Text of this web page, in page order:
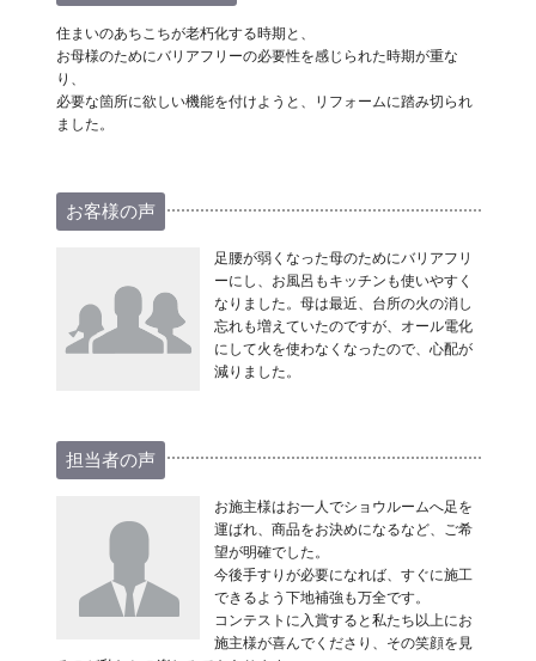
住まいのあちこちが老朽化する時期と、
お母様のためにバリアフリーの必要性を感じられた時期が重な
り、
必要な箇所に欲しい機能を付けようと、リフォームに踏み切られ
ました。
お客様の声
足腰が弱くなった母のためにバリアフリ
ーにし、お風呂もキッチンも使いやすく
なりました。母は最近、台所の火の消し
忘れも増えていたのですが、オール電化
にして火を使わなくなったので、心配が
減りました。
担当者の声
お施主様はお一人でショウルームへ足を
運ばれ、商品をお決めになるなど、ご希
望が明確でした。
今後手すりが必要になれば、すぐに施工
できるよう下地補強も万全です。
コンテストに入賞すると私たち以上にお
施主様が喜んでくださり、その笑顔を見